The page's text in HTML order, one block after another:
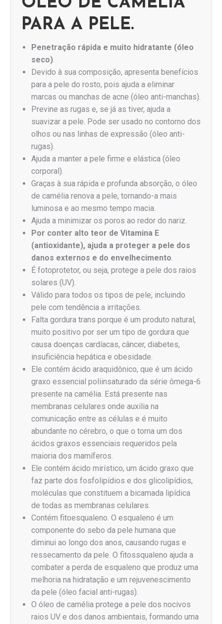
PARA A PELE.
Penetração rápida e muito hidratante (óleo
seco).
Devido à sua composição, apresenta benefícios
para a pele do rosto, pois ajuda a eliminar
marcas ou manchas de acne (óleo anti-manchas).
Previne as rugas e, se já as tiver, ajuda a
suavizar a pele. Pode ser usado no contorno dos
olhos ou nas linhas de expressão (óleo anti-
rugas).
Ajuda a manter a pele firme e elástica (óleo
corporal).
Graças à sua rápida e profunda absorção, o óleo
de camélia renova a pele, tornando-a mais
luminosa e ao mesmo tempo macia.
Ajuda a minimizar os poros ao redor do nariz.
Por conter alto teor de Vitamina E
(antioxidante), ajuda a proteger a pele dos
danos externos e do envelhecimento.
É fotoprotetor, ou seja, protege a pele dos raios
solares (UV).
Válido para todos os tipos de pele, incluindo
pele com tendência a irritações.
Falta gordura trans porque é um produto natural,
muito positivo por ser um tipo de gordura que
causa doenças cardíacas, câncer, diabetes,
insuficiência hepática e obesidade.
Ele contém ácido araquidônico, que é um ácido
graxo essencial poliinsaturado da série ômega-6
presente na camélia. Está presente nas
membranas celulares onde auxilia na
comunicação entre as células e é muito
abundante no cérebro, o que o torna um dos
ácidos graxos essenciais requeridos pela
maioria dos mamíferos.
Ele contém ácido mirístico, um ácido graxo que
faz parte dos fosfolipídios e dos glicolipídios,
moléculas que constituem a bicamada lipídica
de todas as membranas celulares.
Contém fitoesqualeno. O esqualeno é um
componente do sebo da pele humana que
diminui ao longo dos anos, causando rugas e
ressecamento da pele. O fitossqualeno ajuda a
combater a perda de esqualeno que produz uma
melhoria na hidratação e um rejuvenescimento
da pele (óleo facial anti-rugas).
O óleo de camélia protege a pele dos nocivos
raios UV e dos danos ambientais, formando uma